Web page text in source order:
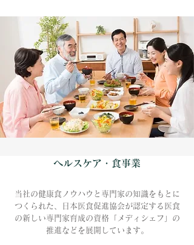
ヘルスケア・食事業
当社の健康食ノウハウと専門家の知識をもとに
つくられた、日本医食促進協会が認定する医食
の新しい専門家育成の資格「メディシェフ」の
推進などを展開しています。